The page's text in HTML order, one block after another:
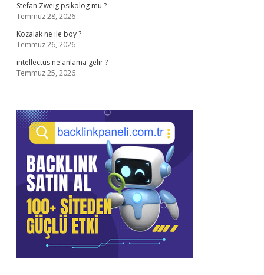
Stefan Zweig psikolog mu ?
Temmuz 28, 2026
Kozalak ne ile boy ?
Temmuz 26, 2026
intellectus ne anlama gelir ?
Temmuz 25, 2026